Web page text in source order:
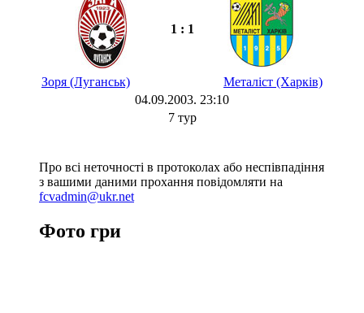
1 : 1
Зоря (Луганськ)
Металіст (Харків)
04.09.2003. 23:10
7 тур
Про всі неточності в протоколах або неспівпадіння
з вашими даними прохання повідомляти на
fcvadmin@ukr.net
Фото гри